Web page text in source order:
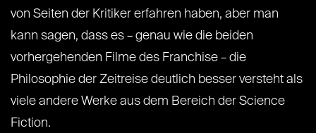
von Seiten der Kritiker erfahren haben, aber man
kann sagen, dass es – genau wie die beiden
vorhergehenden Filme des Franchise – die
Philosophie der Zeitreise deutlich besser versteht als
viele andere Werke aus dem Bereich der Science
Fiction.